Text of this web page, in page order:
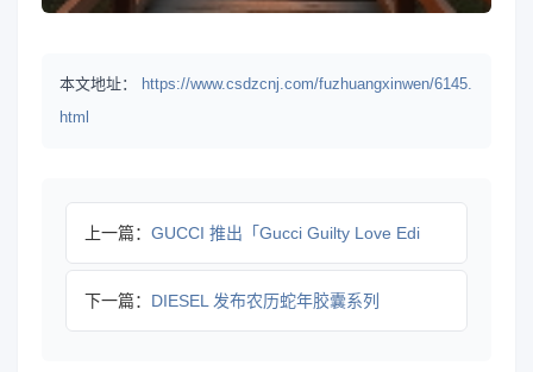
本文地址：
https://www.csdzcnj.com/fuzhuangxinwen/6145.
html
上一篇： GUCCI 推出「Gucci Guilty Love Edi
下一篇： DIESEL 发布农历蛇年胶囊系列